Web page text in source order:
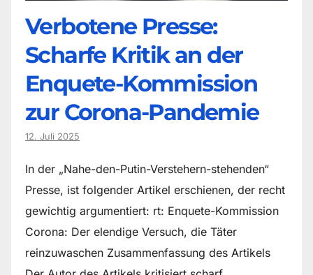
Verbotene Presse:
Scharfe Kritik an der
Enquete-Kommission
zur Corona-Pandemie
12. Juli 2025
In der „Nahe-den-Putin-Verstehern-stehenden“
Presse, ist folgender Artikel erschienen, der recht
gewichtig argumentiert: rt: Enquete-Kommission
Corona: Der elendige Versuch, die Täter
reinzuwaschen Zusammenfassung des Artikels